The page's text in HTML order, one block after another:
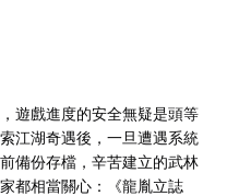
遊戲進度的安全無疑是頭等
江湖奇遇後，一旦遭遇系統
備份存檔，辛苦建立的武林
都相當關心：《龍胤立誌